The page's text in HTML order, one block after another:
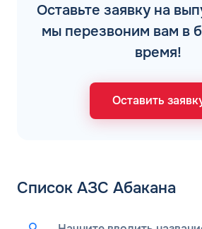
Оставьте заявку на
мы перезвоним вам в
время!
Оставить
Список АЗС Абакана